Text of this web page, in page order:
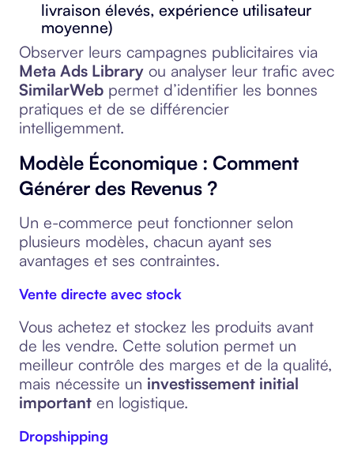
livraison élevés, expérience utilisateur
moyenne)
Observer leurs campagnes publicitaires via
Meta Ads Library ou analyser leur trafic avec
SimilarWeb permet d’identifier les bonnes
pratiques et de se différencier
intelligemment.
Modèle Économique : Comment
Générer des Revenus ?
Un e-commerce peut fonctionner selon
plusieurs modèles, chacun ayant ses
avantages et ses contraintes.
Vente directe avec stock
Vous achetez et stockez les produits avant
de les vendre. Cette solution permet un
meilleur contrôle des marges et de la qualité,
mais nécessite un investissement initial
important en logistique.
Dropshipping